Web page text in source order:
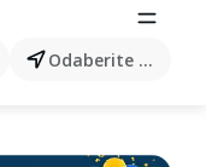
Odaberite grad